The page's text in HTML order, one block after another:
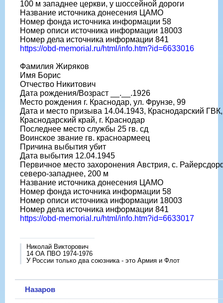
100 м западнее церкви, у шоссейной дороги
Название источника донесения ЦАМО
Номер фонда источника информации 58
Номер описи источника информации 18003
Номер дела источника информации 841
https://obd-memorial.ru/html/info.htm?id=6633016
Фамилия Жиряков
Имя Борис
Отчество Никитович
Дата рождения/Возраст __.__.1926
Место рождения г. Краснодар, ул. Фрунзе, 99
Дата и место призыва 14.04.1943, Краснодарский ГВК,
Краснодарский край, г. Краснодар
Последнее место службы 25 гв. сд
Воинское звание гв. красноармеец
Причина выбытия убит
Дата выбытия 12.04.1945
Первичное место захоронения Австрия, с.
северо-западнее, 200 м
Название источника донесения ЦАМО
Номер фонда источника информации 58
Номер описи источника информации 18003
Номер дела источника информации 841
https://obd-memorial.ru/html/info.htm?id=6633017
Николай Викторович
14 ОА ПВО 1974-1976
У России только два союзника - это Армия и Флот
Назаров